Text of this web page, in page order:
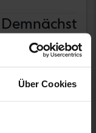
Über Cookies
Demnächst